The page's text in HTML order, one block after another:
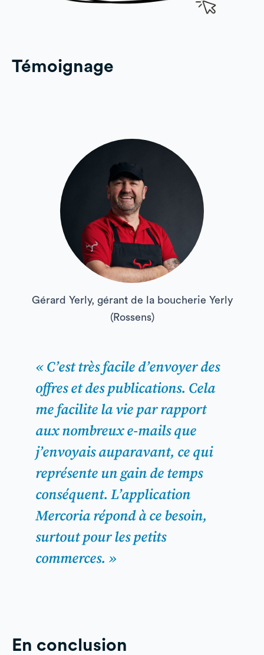
Témoignage
Gérard Yerly, gérant de la boucherie Yerly
(Rossens)
« C’est très facile d’envoyer des
offres et des publications. Cela
me facilite la vie par rapport
aux nombreux e-mails que
j’envoyais auparavant, ce qui
représente un gain de temps
conséquent. L’application
Mercoria répond à ce besoin,
surtout pour les petits
commerces. »
En conclusion